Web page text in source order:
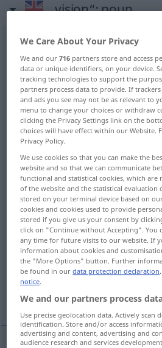
„vision“: noun
vision [ˈviʒən]s
Overview of all translations
(For more details, click/tap on the
Sehen, Sehvermögen,
visionäre Kraft,
Einsicht
Vision, Fantasie-, Traum-,
Halluzinationen
Anblick, Bild Schönes,
Anschauungs-,
Visionen
We Care About Your Privacy
We and our716 partners store and access
data or unique identifiers, on your device.
tracking technologies to support the
partners process data to provide. If
and ads you see may not be as relevant to
menu to change your choices or withdraw
clicking the Privacy Settings link on the
choices will have effect within our Website.
Privacy Policy.
We use cookies so that you can make the
website and so that we can communicate
functional and statistical cookies, which
of the website and the statistical evaluation
stored on your terminal device based on
cookies and cookies used to provide
stored if you give us your consent by
click on "Continue without Accepting". You
any time for future visits to our website. If
information about cookies and
the "More Options" button. Further
be found in ourdata protection declaration
notice.
We and our partners process
Use precise geolocation data. Actively scan
identification. Store and/or access
advertising and content, advertising and
audience research and services